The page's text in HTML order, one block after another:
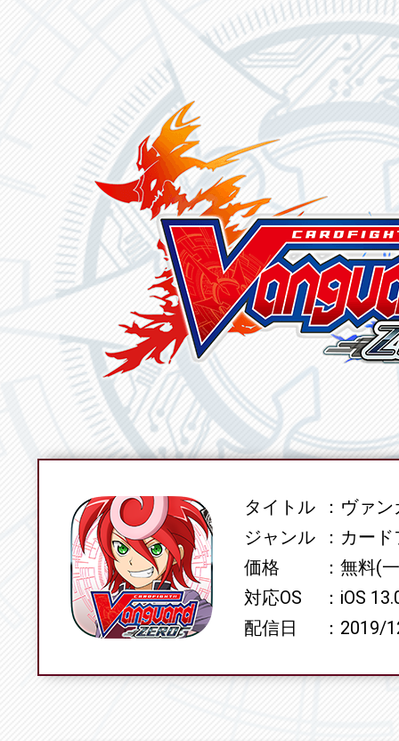
SPECタイトル
ヴァン
ジャンル
カード
価格
無料(
対応OS
iOS
配信日
2019/